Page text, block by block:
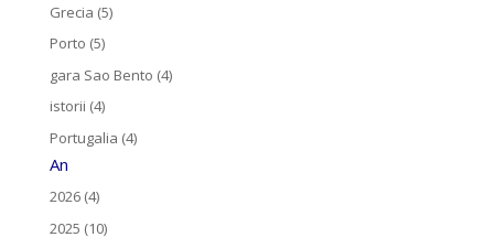
Grecia (5)
Porto (5)
gara Sao Bento (4)
istorii (4)
Portugalia (4)
An
2026 (4)
2025 (10)